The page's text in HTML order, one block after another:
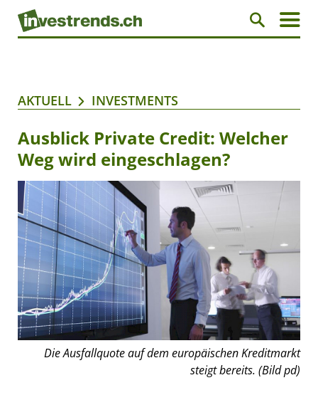
AKTUELL INVESTMENTS
Ausblick Private Credit: Welcher
Weg wird eingeschlagen?
Die Ausfallquote auf dem europäischen Kreditmarkt
steigt bereits. (Bild pd)